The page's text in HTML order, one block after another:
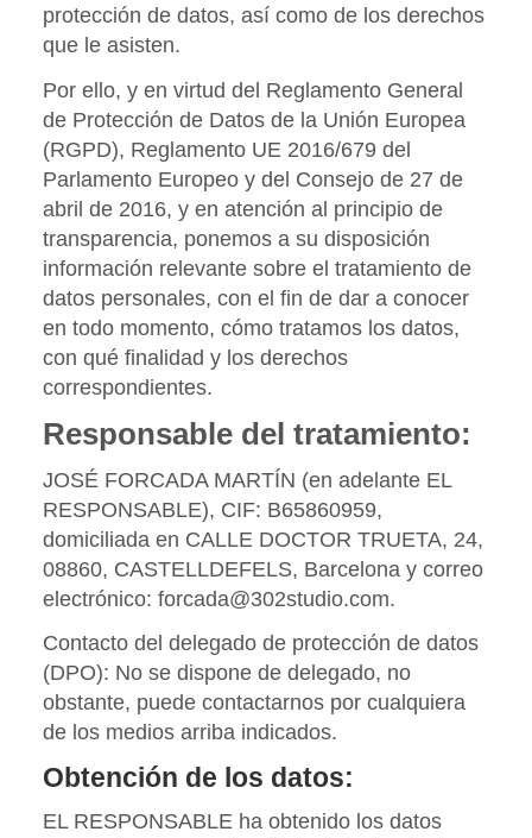
protección de datos, así como de los derechos
que le asisten.
Por ello, y en virtud del Reglamento General
de Protección de Datos de la Unión Europea
(RGPD), Reglamento UE 2016/679 del
Parlamento Europeo y del Consejo de 27 de
abril de 2016, y en atención al principio de
transparencia, ponemos a su disposición
información relevante sobre el tratamiento de
datos personales, con el fin de dar a conocer
en todo momento, cómo tratamos los datos,
con qué finalidad y los derechos
correspondientes.
Responsable del tratamiento:
JOSÉ FORCADA MARTÍN (en adelante EL
RESPONSABLE), CIF: B65860959,
domiciliada en CALLE DOCTOR TRUETA, 24,
08860, CASTELLDEFELS, Barcelona y correo
electrónico: forcada@302studio.com.
Contacto del delegado de protección de datos
(DPO): No se dispone de delegado, no
obstante, puede contactarnos por cualquiera
de los medios arriba indicados.
Obtención de los datos:
EL RESPONSABLE ha obtenido los datos